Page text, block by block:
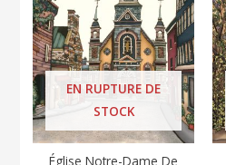
EN RUPTURE DE
STOCK
Église Notre-Dame De